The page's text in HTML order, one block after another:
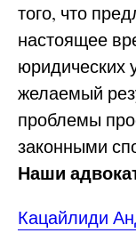
того, что
настоящее
юридических
желаемый
проблемы
законными
Наши
Кацайлиди